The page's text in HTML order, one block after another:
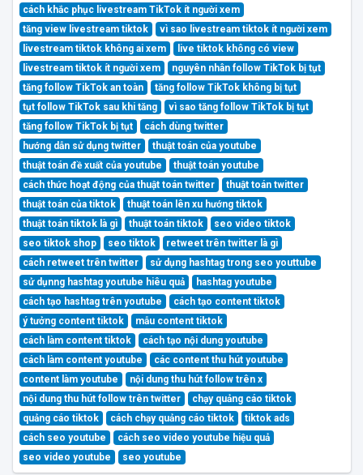
cách khắc phục livestream TikTok ít người xem
tăng view livestream tiktok
vì sao livestream tiktok ít người xem
livestream tiktok không ai xem
live tiktok không có view
livestream tiktok ít người xem
nguyên nhân follow TikTok bị tụt
tăng follow TikTok an toàn
tăng follow TikTok không bị tụt
tụt follow TikTok sau khi tăng
vì sao tăng follow TikTok bị tụt
tăng follow TikTok bị tụt
cách dùng twitter
hướng dẫn sử dụng twitter
thuật toán của youtube
thuật toán đề xuất của youtube
thuật toán youtube
cách thức hoạt động của thuật toán twitter
thuật toán twitter
thuật toán của tiktok
thuật toán lên xu hướng tiktok
thuật toán tiktok là gì
thuật toán tiktok
seo video tiktok
seo tiktok shop
seo tiktok
retweet trên twitter là gì
cách retweet trên twitter
sử dụng hashtag trong seo youttube
sử dụnng hashtag youtube hiêu quả
hashtag youtube
cách tạo hashtag trên youtube
cách tạo content tiktok
ý tưởng content tiktok
mẫu content tiktok
cách làm content tiktok
cách tạo nội dung youtube
cách làm content youtube
các content thu hút youtube
content làm youtube
nội dung thu hút follow trên x
nội dung thu hút follow trên twitter
chạy quảng cáo tiktok
quảng cáo tiktok
cách chạy quảng cáo tiktok
tiktok ads
cách seo youtube
cách seo video youtube hiệu quả
seo video youtube
seo youtube